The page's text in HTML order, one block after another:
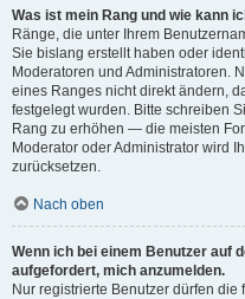
Was ist mein Rang und wie kann
Ränge, die unter Ihrem
Sie bislang erstellt haben oder
Moderatoren und Administratoren.
eines Ranges nicht direkt ändern,
festgelegt wurden. Bitte schreiben
Rang zu erhöhen — die meisten
Moderator oder Administrator wird
zurücksetzen.
Nach oben
Wenn ich bei einem Benutzer auf
aufgefordert, mich anzumelden.
Nur registrierte Benutzer dürfen